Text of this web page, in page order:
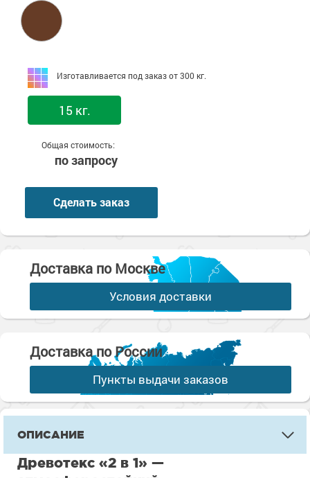
Изготавливается под заказ от 300 кг.
15 кг.
Общая стоимость:
по запросу
Сделать заказ
Доставка по Москве
Условия доставки
Доставка по России
Пункты выдачи заказов
ОПИСАНИЕ
Древотекс «2 в 1» —